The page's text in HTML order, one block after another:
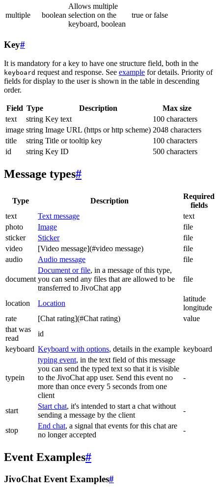
multiple boolean
Allows multiple
selection on the
keyboard, boolean
true or false
Key#
It is mandatory for a key to have one structure field, both in the
keyboard request and response. See example for details. Priority of
fields for display to the user is shown in the table in descending
order.
Field Type Description
Max size
text
string Key text
100 characters
image string Image URL (https or http scheme) 2048 characters
title
string Title or tooltip key
100 characters
id
string Key ID 500 characters
Message types#
Type Description
Required
fields
text
Text message
text
photo
Image
file
sticker
Sticker
file
video
[Video message](#video message)
file
audio
Audio message file
document
Document or file, in a message of this type,
you can send any files that are allowed to be
transferred to JivoChat app
file
location Location
latitude
longitude
rate
[Chat rating](#Chat rating)
value
that was
read
id
keyboard Keyboard with options, details in the example keyboard
typein
typing event, in the text field of this message
you can send the typed text so that it is visible
to the JivoChat app user. Send this event no
more than once every 5 seconds from one
client
-
start
Start chat, it's intended to start a chat without
sending a message by the client
-
stop
End chat, a signal that events for this chat are
no longer accepted
-
Event Examples#
JivoChat Event Examples#